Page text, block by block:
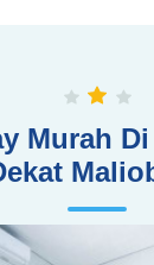
Murah